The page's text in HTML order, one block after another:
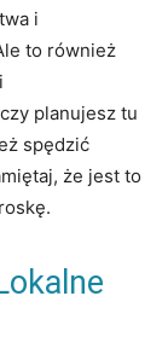
i
to również
planujesz tu
spędzić
że jest to